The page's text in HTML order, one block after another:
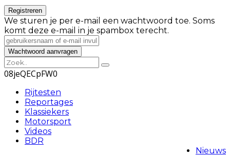
We sturen je per e-mail een wachtwoord toe. Soms
komt deze e-mail in je spambox terecht.
08jeQECpFW0
Rijtesten
Reportages
Klassiekers
Motorsport
Videos
BDR
Nieuws